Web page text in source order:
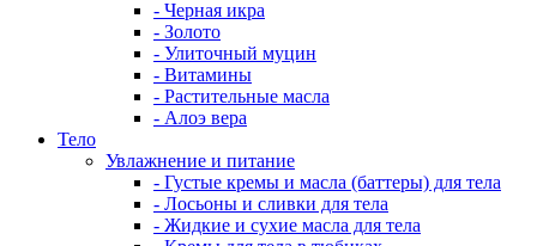
- Черная икра
- Золото
- Улиточный муцин
- Витамины
- Растительные масла
- Алоэ вера
Тело
Увлажнение и питание
- Густые кремы и масла (баттеры) для тела
- Лосьоны и сливки для тела
- Жидкие и сухие масла для тела